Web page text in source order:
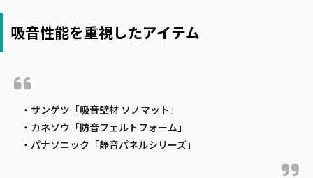
吸音性能を重視したアイテム
・サンゲツ「吸音壁材 ソノマット」
・カネソウ「防音フェルトフォーム」
・パナソニック「静音パネルシリーズ」